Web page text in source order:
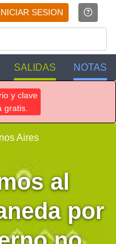
SESION
SALIDAS NOTAS
y clave
gratis.
Aires
al
por